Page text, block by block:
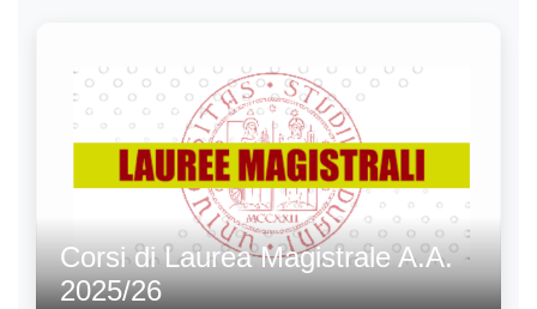
Corsi di Laurea Magistrale A.A.
2025/26